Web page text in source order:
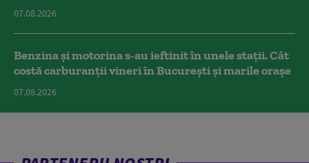
07.08.2026
Benzina și motorina s-au ieftinit în unele stații. Cât
costă carburanții vineri în București și marile orașe
07.08.2026